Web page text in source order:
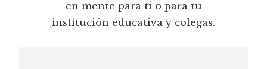
en mente para ti o para tu
institución educativa y colegas.